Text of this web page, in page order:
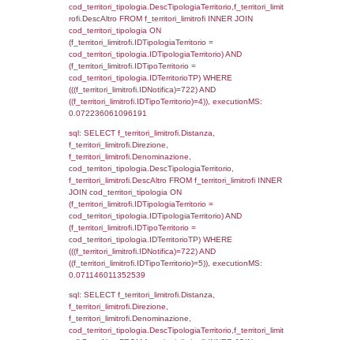
INNER JOIN d1_controlli ON
d1_controlli.UntAmmTerr where
executionMS: 0.021972894668579
sql: SELECT * FROM d2_autorizzazioni
IDNotifica=722, executionMS:
StatoIspezione,
'%d/%m/%Y') as DataApertura,
DATE_FORMAT(DataChiusura, '%d/%m/
DataChiusura,
'%d/%m/%Y') as DataUltimoPIR FROM
WHERE (((d3_ispezioni.IDNotifica)=722)),
0.00069713592529297
FROM f_confini_stato INNER JOIN
f_confini_stato.IDStato = el_nazioni.IDStato